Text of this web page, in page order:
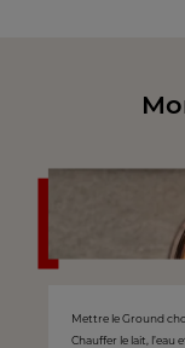
Mettre le Ground
Chauffer le lait, l’eau